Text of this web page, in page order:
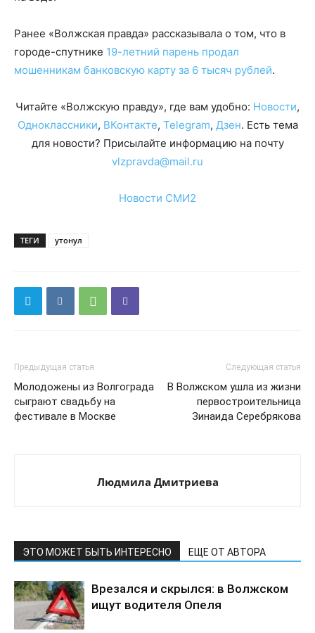
Ранее «Волжская правда» рассказывала о том, что в
городе-спутнике 19-летний парень продал
мошенникам банковскую карту за 6 тысяч рублей.
Читайте «Волжскую правду», где вам удобно: Новости,
Одноклассники, ВКонтакте, Telegram, Дзен. Есть тема
для новости? Присылайте информацию на почту
vlzpravda@mail.ru
Новости СМИ2
ТЕГИ утонул
Предыдущая статья
Молодожены из Волгограда
сыграют свадьбу на
фестивале в Москве
Следующая статья
В Волжском ушла из жизни
первостроительница
Зинаида Серебрякова
Людмила Дмитриева
ЭТО МОЖЕТ БЫТЬ ИНТЕРЕСНО ЕЩЕ ОТ АВТОРА
Врезался и скрылся: в Волжском
ищут водителя Опеля